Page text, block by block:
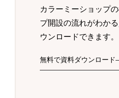
カラーミーショップ
プ開設の流れがわか
ウンロードできます。
無料で資料ダウンロード